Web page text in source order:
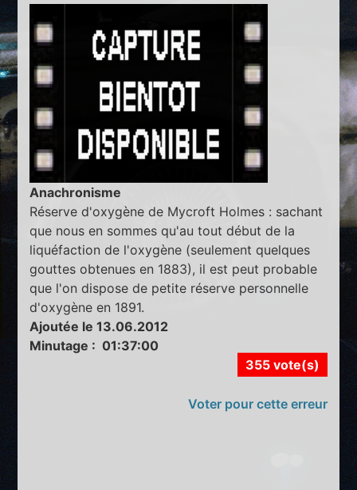
Anachronisme
Réserve d'oxygène de Mycroft Holmes : sachant
que nous en sommes qu'au tout début de la
liquéfaction de l'oxygène (seulement quelques
gouttes obtenues en 1883), il est peut probable
que l'on dispose de petite réserve personnelle
d'oxygène en 1891.
Ajoutée le 13.06.2012
Minutage : 01:37:00
355 vote(s)
Voter pour cette erreur